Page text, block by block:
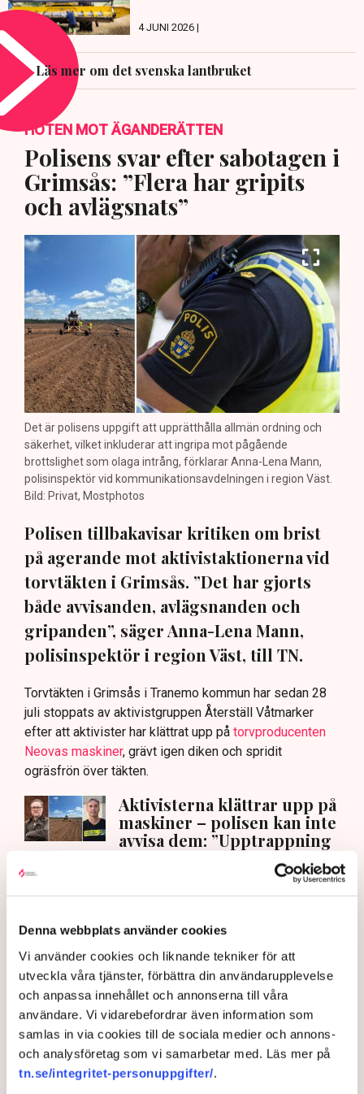
Denna webbplats använder cookies
Vi använder cookies och liknande tekniker för att
utveckla våra tjänster, förbättra din användarupplevelse
och anpassa innehållet och annonserna till våra
användare. Vi vidarebefordrar även information som
samlas in via cookies till de sociala medier och annons-
och analysföretag som vi samarbetar med. Läs mer på
tn.se/integritet-personuppgifter/.
4 JUNI 2026 |
Läs mer om det svenska lantbruket
HOTEN MOT ÄGANDERÄTTEN
Polisens svar efter sabotagen i
Grimsås: ”Flera har gripits
och avlägsnats”
Det är polisens uppgift att upprätthålla allmän ordning och
säkerhet, vilket inkluderar att ingripa mot pågående
brottslighet som olaga intrång, förklarar Anna-Lena Mann,
polisinspektör vid kommunikationsavdelningen i region Väst.
Bild: Privat, Mostphotos
Polisen tillbakavisar kritiken om brist
på agerande mot aktivistaktionerna vid
torvtäkten i Grimsås. ”Det har gjorts
både avvisanden, avlägsnanden och
gripanden”, säger Anna-Lena Mann,
polisinspektör i region Väst, till TN.
Torvtäkten i Grimsås i Tranemo kommun har sedan 28
juli stoppats av aktivistgruppen Återställ Våtmarker
efter att aktivister har klättrat upp på torvproducenten
Neovas maskiner, grävt igen diken och spridit
ogräsfrön över täkten.
Aktivisterna klättrar upp på
maskiner – polisen kan inte
avvisa dem: ”Upptrappning
på helt ny nivå”
Torvtäkten i Grimsås har stoppats av aktivister
sedan 28 juli.
Polisen kritiseras för bristande agerande vid
aktionerna.
Polisinspektör Anna-Lena Mann förklarar polisens
agerande på plats.
40 personer misstänks med cirka 120